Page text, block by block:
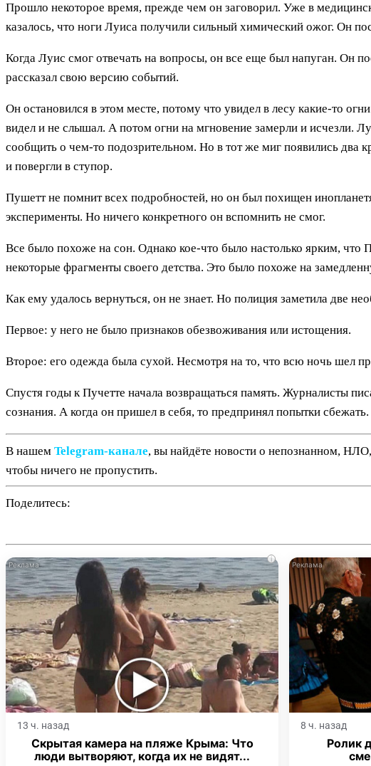
Прошло некоторое время, прежде чем он заговорил. Уже в
казалось, что ноги Луиса получили сильный химический ожог. Он
Когда Луис смог отвечать на вопросы, он все еще был напуган. Он
рассказал свою версию событий.
Он остановился в этом месте, потому что увидел в лесу какие-то
видел и не слышал. А потом огни на мгновение замерли и исчезли.
сообщить о чем-то подозрительном. Но в тот же миг появились два
и повергли в ступор.
Пушетт не помнит всех подробностей, но он был похищен
эксперименты. Но ничего конкретного он вспомнить не смог.
Все было похоже на сон. Однако кое-что было настолько ярким, что
некоторые фрагменты своего детства. Это было похоже на
Как ему удалось вернуться, он не знает. Но полиция заметила две
Первое: у него не было признаков обезвоживания или истощения.
Второе: его одежда была сухой. Несмотря на то, что всю ночь шел
Спустя годы к Пучетте начала возвращаться память. Журналисты
сознания. А когда он пришел в себя, то предпринял попытки
В нашем Telegram‑канале, вы найдёте новости о непознанном,
чтобы ничего не пропустить.
Поделитесь:
i
13 ч. назад
Скрытая камера на пляже Крыма: Что
люди вытворяют, когда их не видят...
8 ч. назад
Ролик